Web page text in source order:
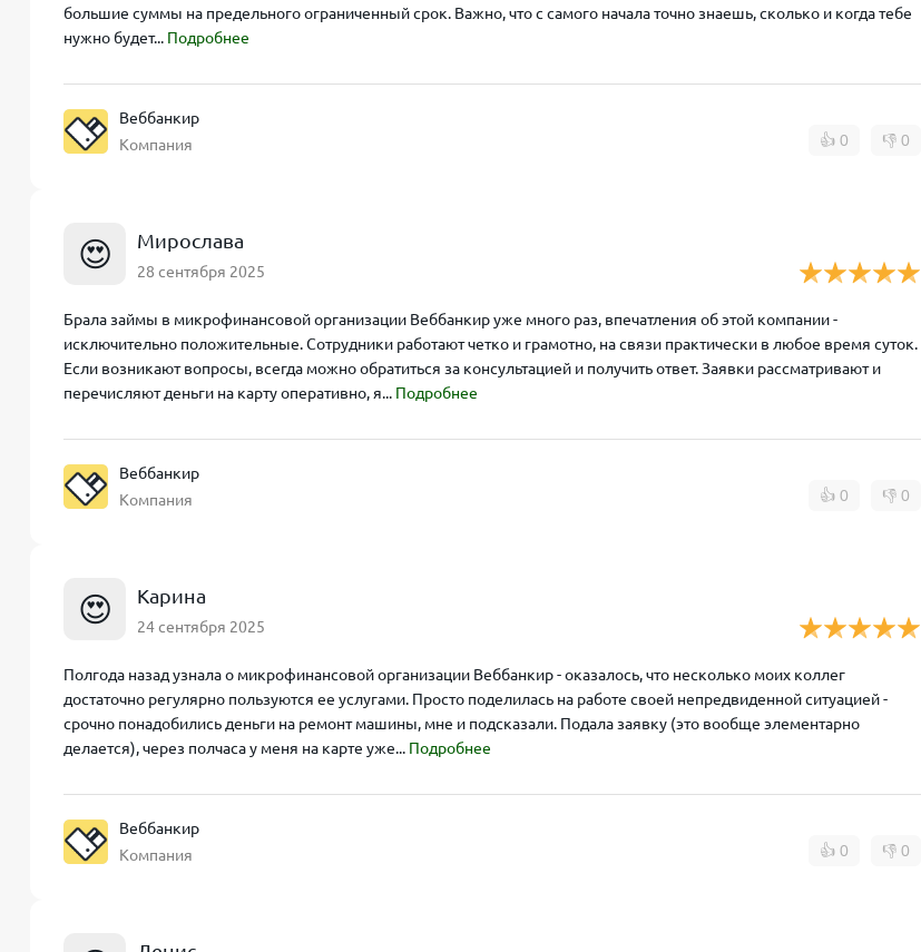
большие суммы на предельного ограниченный срок. Важно, что с самого начала точно знаешь, сколько и когда тебе
нужно будет... Подробнее
Веббанкир
Компания
👍 0 👎 0
😍 Мирослава
28 сентября 2025
Брала займы в микрофинансовой организации Веббанкир уже много раз, впечатления об этой компании -
исключительно положительные. Сотрудники работают четко и грамотно, на связи практически в любое время суток.
Если возникают вопросы, всегда можно обратиться за консультацией и получить ответ. Заявки рассматривают и
перечисляют деньги на карту оперативно, я... Подробнее
Веббанкир
Компания
👍 0 👎 0
😍 Карина
24 сентября 2025
Полгода назад узнала о микрофинансовой организации Веббанкир - оказалось, что несколько моих коллег
достаточно регулярно пользуются ее услугами. Просто поделилась на работе своей непредвиденной ситуацией -
срочно понадобились деньги на ремонт машины, мне и подсказали. Подала заявку (это вообще элементарно
делается), через полчаса у меня на карте уже... Подробнее
Веббанкир
Компания
👍 0 👎 0